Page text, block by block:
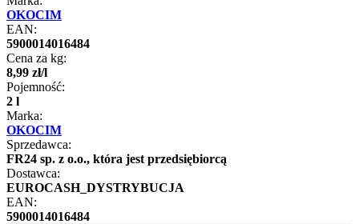
OKOCIM
EAN:
5900014016484
Cena za kg:
8,99 zł/l
Pojemność:
2 l
Marka:
OKOCIM
Sprzedawca:
FR24 sp. z o.o., która jest przedsiębiorcą
Dostawca:
EUROCASH_DYSTRYBUCJA
EAN:
5900014016484